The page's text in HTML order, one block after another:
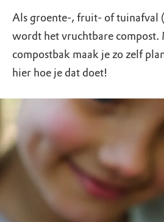
Als groente-, fruit- of tuinafval
wordt het vruchtbare compost.
compostbak maak je zo zelf
hier hoe je dat doet!